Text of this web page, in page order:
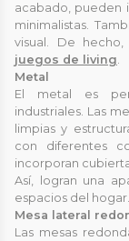
acabado, pueden
minimalistas.
visual. De
juegos de living.
Metal
El metal es
industriales. Las
limpias y
con diferentes
incorporan
Así, logran una
espacios del hogar.
Mesa lateral
Las mesas